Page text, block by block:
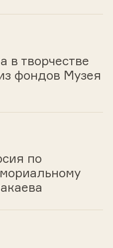
в творчестве
фондов Музея
по